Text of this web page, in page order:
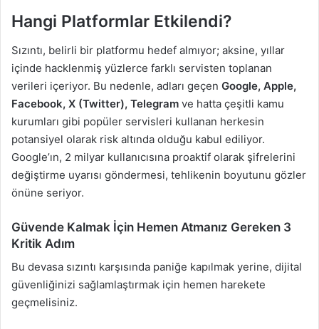
Hangi Platformlar Etkilendi?
Sızıntı, belirli bir platformu hedef almıyor; aksine, yıllar
içinde hacklenmiş yüzlerce farklı servisten toplanan
verileri içeriyor. Bu nedenle, adları geçen Google, Apple,
Facebook, X (Twitter), Telegram ve hatta çeşitli kamu
kurumları gibi popüler servisleri kullanan herkesin
potansiyel olarak risk altında olduğu kabul ediliyor.
Google’ın, 2 milyar kullanıcısına proaktif olarak şifrelerini
değiştirme uyarısı göndermesi, tehlikenin boyutunu gözler
önüne seriyor.
Güvende Kalmak İçin Hemen Atmanız Gereken 3
Kritik Adım
Bu devasa sızıntı karşısında paniğe kapılmak yerine, dijital
güvenliğinizi sağlamlaştırmak için hemen harekete
geçmelisiniz.